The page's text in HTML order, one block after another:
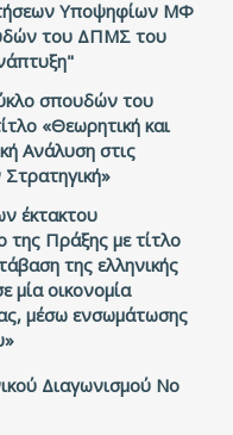
Υποψηφίων ΜΦ
του ΔΠΜΣ του
σπουδών του
«Θεωρητική και
Ανάλυση στις
Στρατηγική»
έκτακτου
της Πράξης με τίτλο
της ελληνικής
μία οικονομία
μέσω ενσωμάτωσης
Διαγωνισμού Νο